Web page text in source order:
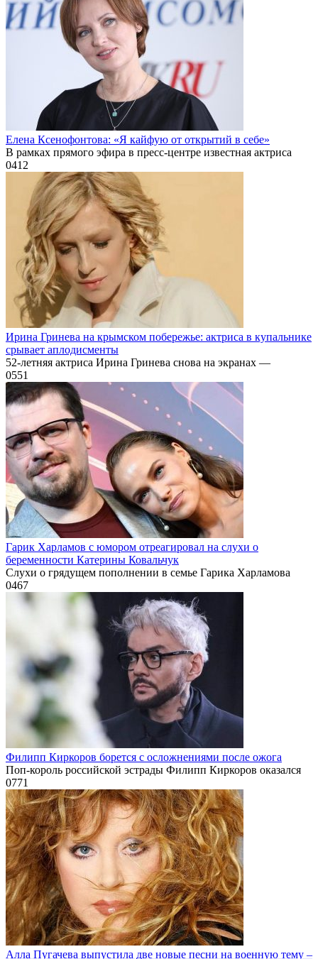
Елена Ксенофонтова: «Я кайфую от открытий в себе»
В рамках прямого эфира в пресс-центре известная актриса
0412
Ирина Гринева на крымском побережье: актриса в купальнике
срывает аплодисменты
52-летняя актриса Ирина Гринева снова на экранах —
0551
Гарик Харламов с юмором отреагировал на слухи о
беременности Катерины Ковальчук
Слухи о грядущем пополнении в семье Гарика Харламова
0467
Филипп Киркоров борется с осложнениями после ожога
Поп-король российской эстрады Филипп Киркоров оказался
0771
Алла Пугачева выпустила две новые песни на военную тему –